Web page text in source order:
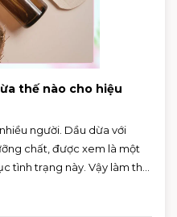
thế nào cho hiệu
người. Dầu dừa với
chất, được xem là một
tình trạng này. Vậy làm thế